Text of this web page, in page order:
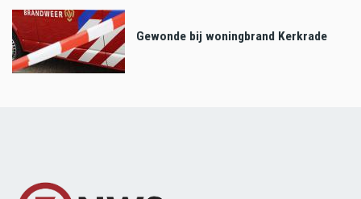
Gewonde bij woningbrand Kerkrade